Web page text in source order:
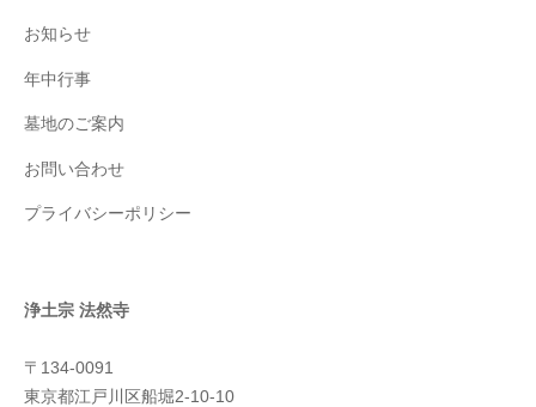
お知らせ
年中行事
墓地のご案内
お問い合わせ
プライバシーポリシー
浄土宗 法然寺
〒134-0091
東京都江戸川区船堀2-10-10